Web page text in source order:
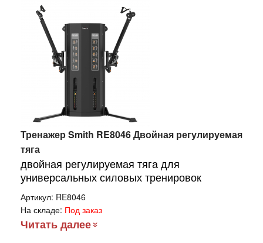
Тренажер Smith RE8046 Двойная регулируемая
тяга
двойная регулируемая тяга для
универсальных силовых тренировок
Артикул: RE8046
На складе: Под заказ
Читать далее